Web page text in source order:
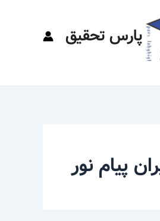
پارس تحقیق
پیام نور